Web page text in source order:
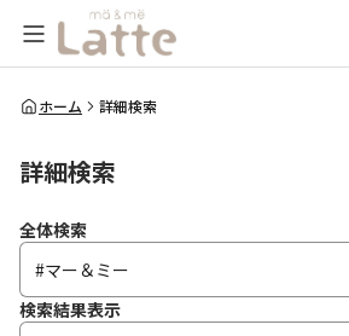
全体検索
ホーム 詳細検索
詳細検索
全体検索
検索結果表示